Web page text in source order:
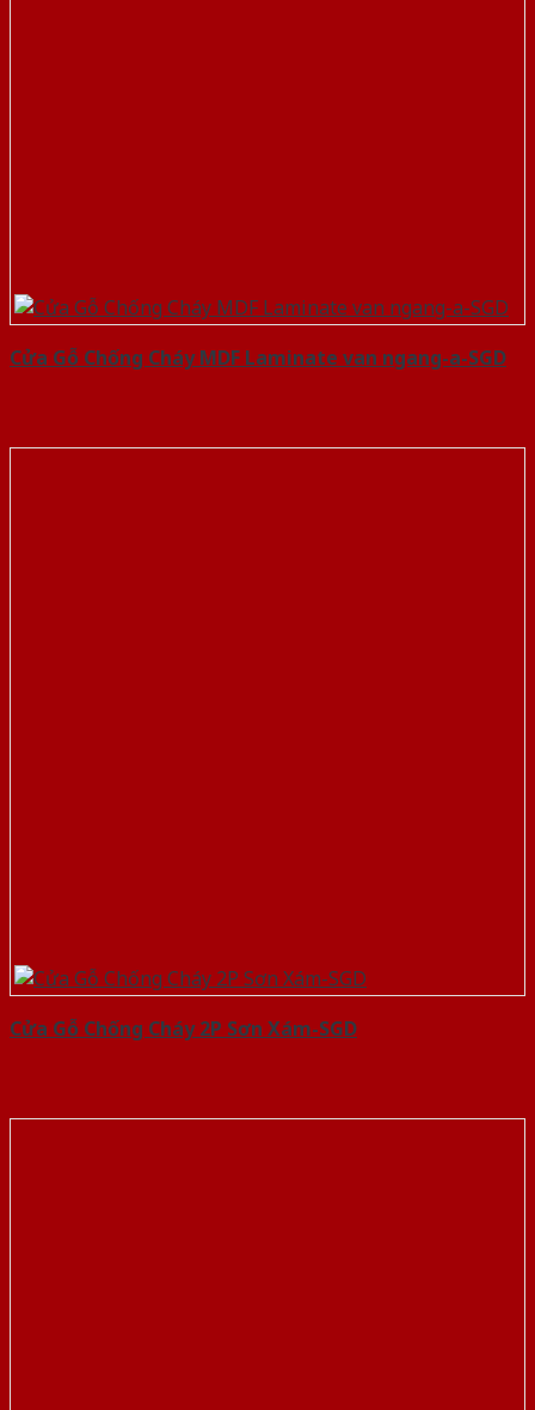
Cửa Gỗ Chống Cháy MDF Laminate van ngang-a-SGD
Cửa Gỗ Chống Cháy 2P Sơn Xám-SGD